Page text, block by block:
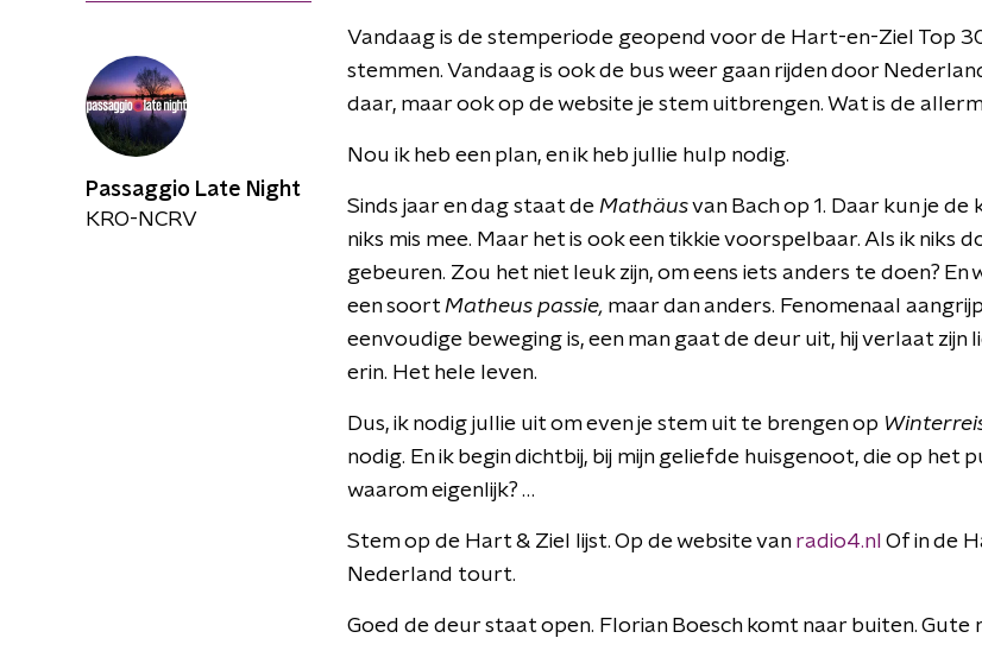
Vandaag is de stemperiode geopend voor de Hart-en-Ziel Top
stemmen. Vandaag is ook de bus weer gaan rijden door
daar, maar ook op de website je stem uitbrengen. Wat is de
Nou ik heb een plan, en ik heb jullie hulp nodig.
Sinds jaar en dag staat de Mathäusvan Bach op 1. Daar kun je
niks mis mee. Maar het is ook een tikkie voorspelbaar. Als ik niks
gebeuren. Zou het niet leuk zijn, om eens iets anders te doen? En
een soort Matheus passie, maar dan anders. Fenomenaal
eenvoudige beweging is, een man gaat de deur uit, hij verlaat zijn
erin. Het hele leven.
Dus, ik nodig jullie uit om even je stem uit te brengen op
nodig. En ik begin dichtbij, bij mijn geliefde huisgenoot, die op het
waarom eigenlijk? …
Stem op de Hart & Ziel lijst. Op de website van radio4.nl Of in de
Nederland tourt.
Goed de deur staat open. Florian Boesch komt naar buiten. Gute
Passaggio Late Night
KRO-NCRV